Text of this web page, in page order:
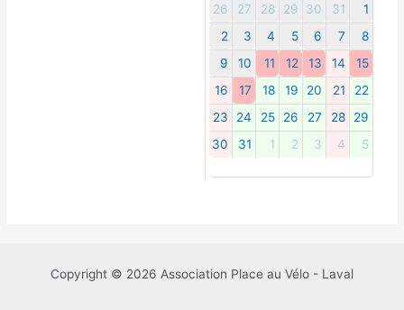
26 27 28 29 30 31
1
2
3 4 5 6 7
8
9
10 11 12 13 14
15
16
17 18 19 20 21
22
23
24 25 26 27 28
29
30
31 1 2 3 4 5
Copyright © 2026 Association Place au Vélo - Laval